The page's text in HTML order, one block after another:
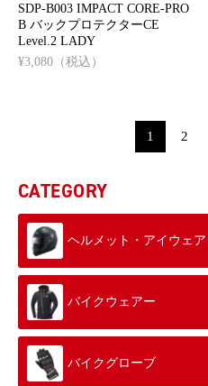
SDP-B003 IMPACT CORE-PRO
B バックプロテクターCE
Level.2 LADY
¥3,080（税込）
1 2
CATEGORY
ヘルメット・アイウェア
バイクウェアー
バイクグローブ